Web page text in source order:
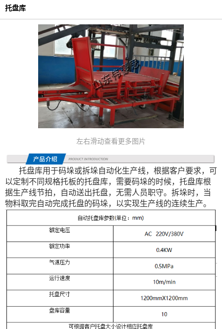
托盘库
左右滑动查看更多图片
托盘库用于码垛或拆垛自动化生产线，根据客户要求，可
以定制不同规格托板的托盘库，需要码垛的时候，托盘库根
据生产线节拍，自动送出托盘，无需人员职守。拆垛时，当
物料取完自动完成托盘的码垛，以实现生产线的连续生产。